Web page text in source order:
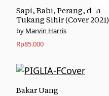
Sapi, Babi, Perang, dan
Tukang Sihir (Cover 2021)
Marvin Harris
Rp85.000
Bakar Uang